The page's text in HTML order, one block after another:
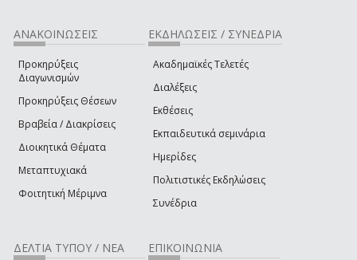
ΑΝΑΚΟΙΝΩΣΕΙΣ
Προκηρύξεις
Διαγωνισμών
Προκηρύξεις Θέσεων
Βραβεία / Διακρίσεις
Διοικητικά Θέματα
Μεταπτυχιακά
Φοιτητική Μέριμνα
ΕΚΔΗΛΩΣΕΙΣ / ΣΥΝΕΔΡΙΑ
Ακαδημαϊκές Τελετές
Διαλέξεις
Εκθέσεις
Εκπαιδευτικά σεμινάρια
Ημερίδες
Πολιτιστικές Εκδηλώσεις
Συνέδρια
ΔΕΛΤΙΑ ΤΥΠΟΥ / ΝΕΑ ΕΠΙΚΟΙΝΩΝΙΑ